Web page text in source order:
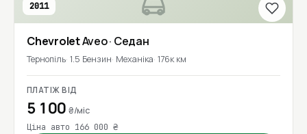
2011
ChevroletAveo· Седан
Тернопіль 1.5 Бензин Механіка 176к км
ПЛАТІЖ ВІД
5 100₴/міс
Ціна авто 166 000 ₴